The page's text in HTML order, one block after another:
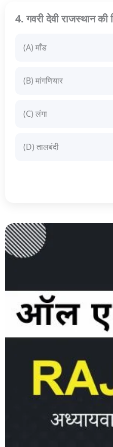
4. गवरी देवी राजस्थान
(A) माँड
(B) मांगणियार
(C) लंगा
(D) तालबंदी